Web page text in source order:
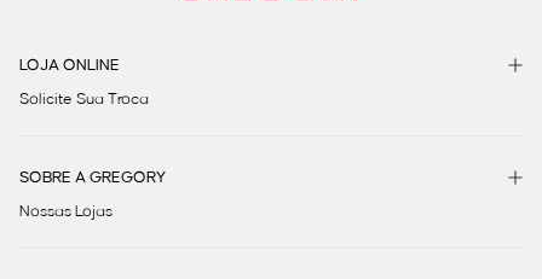
LOJA ONLINE
Solicite Sua Troca
SOBRE A GREGORY
Nossas Lojas